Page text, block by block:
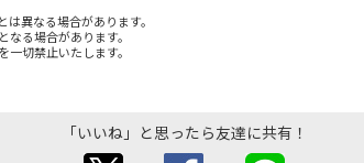
異なる場合があります。
る場合があります。
切禁止いたします。
「いいね」と思ったら友達に共有！